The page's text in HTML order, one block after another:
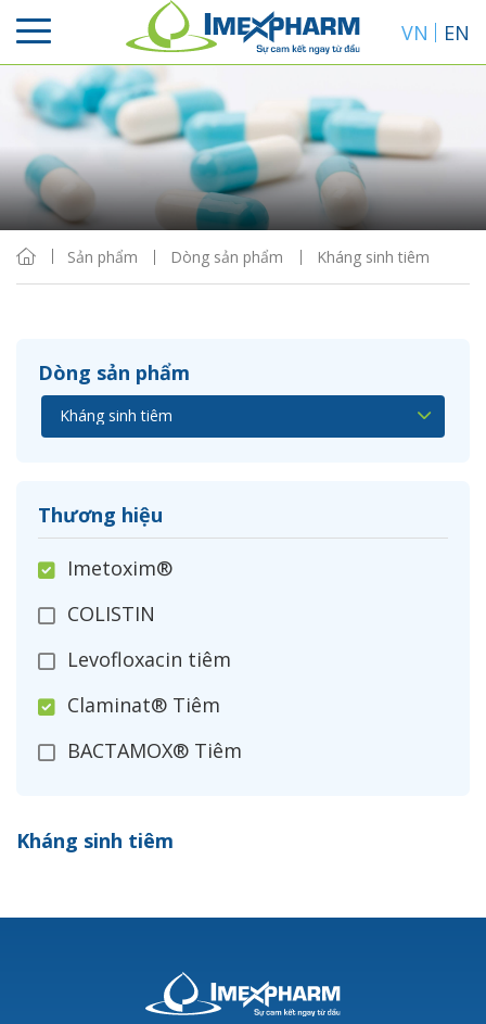
VN EN
Sản phẩm Dòng sản phẩm Kháng sinh tiêm
Dòng sản phẩm
Thương hiệu
Imetoxim®
COLISTIN
Levofloxacin tiêm
Claminat® Tiêm
BACTAMOX® Tiêm
Ceftizoxim®
Kháng sinh tiêm
Sắp xếp
Hiển thị